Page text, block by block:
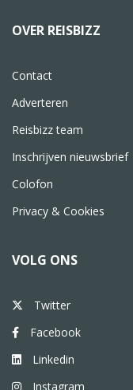
OVER REISBIZZ
Contact
Adverteren
Reisbizz team
Inschrijven nieuwsbrief
Colofon
Privacy & Cookies
VOLG ONS
Twitter
Facebook
Linkedin
Instagram